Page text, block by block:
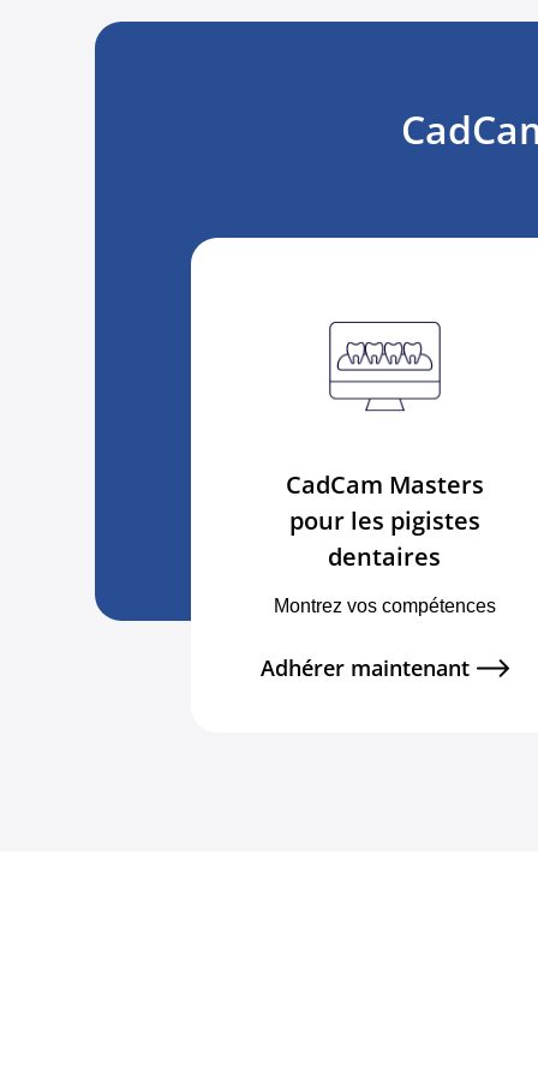
CadCam Masters
pour les pigistes
dentaires
Montrez vos compétences
Adhérer maintenant